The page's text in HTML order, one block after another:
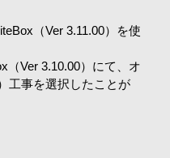
（Ver 3.11.00）を使
（Ver 3.10.00）にて、オ
工事を選択したことが